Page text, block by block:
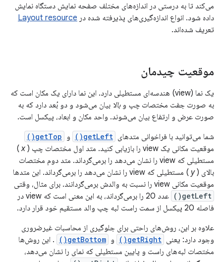
می‌کند تا به درستی در اندازه‌های مختلف صفحه نمایش دستگاه نمایش
داده شود. انواع اندازه‌گیری‌های پذیرفته شده در Layout resource
تعریف شده‌اند.
موقعیت چیدمان
یک نما (view) هندسه‌ای مستطیلی دارد. این نما دارای یک مکان است که
به صورت جفت مختصات چپ وبالا بیان می‌شود و دو بُعد دارد که به
صورت عرض و ارتفاع بیان می‌شوند. واحد مکان و ابعاد، پیکسل است.
شما می‌توانید با فراخوانی متدهای getLeft() و getTop()
موقعیت مکانی یک view را بازیابی کنید. متد اول مختصات چپ ( x
)
مستطیلی که view را نشان می‌دهد را برمی‌گرداند. متد دوم مختصات
بالای (y
) مستطیلی که view را نشان می‌دهد را برمی‌گرداند. این متدها
موقعیت مکانی view را نسبت به والدش برمی‌گردانند. برای مثال، وقتی
getLeft()
عدد 20 را برمی‌گرداند، به این معنی است که view در
فاصله 20 پیکسل از سمت راست لبه چپ والد مستقیم خود قرار دارد.
علاوه بر این، روش‌های راحتی برای جلوگیری از محاسبات غیرضروری
وجود دارد: یعنی getRight() و getBottom()
. این روش‌ها
مختصات لبه‌های راست و پایین مستطیلی که نمای را نشان می‌دهد،